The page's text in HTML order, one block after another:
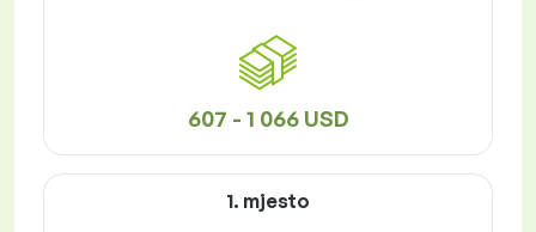
607 - 1 066 USD
1. mjesto